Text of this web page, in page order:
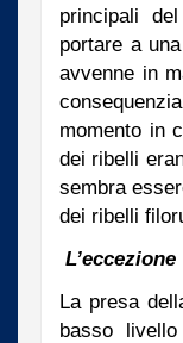
principali
portare a
avvenne in
momento in
dei ribelli
sembra
dei ribelli
L’eccezione
La presa
basso